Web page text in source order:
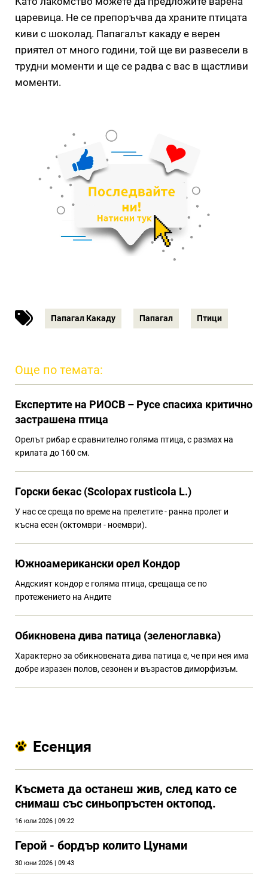
царевица. Не се препоръчва да храните птицата
киви с шоколад. Папагалът какаду е верен
приятел от много години, той ще ви развесели в
трудни моменти и ще се радва с вас в щастливи
моменти.
Папагал Какаду Папагал Птици
Още по темата:
Eкспертите на РИОСВ – Русе спасиха критично
застрашена птица
Орелът рибар е сравнително голяма птица, с размах на
крилата до 160 см.
Горски бекас (Scolopax rusticola L.)
У нас се среща по време на прелетите - ранна пролет и
късна есен (октомври - ноември).
Южноамерикански орел Кондор
Андският кондор е голяма птица, срещаща се по
протежението на Андите
Обикновена дива патица (зеленоглавка)
Характерно за обикновената дива патица е, че при нея има
добре изразен полов, сезонен и възрастов диморфизъм.
Есенция
Kъсмета да останеш жив, след като се
снимаш със синьопръстен октопод.
16 юли 2026 | 09:22
Герой - бордър колито Цунами
30 юни 2026 | 09:43